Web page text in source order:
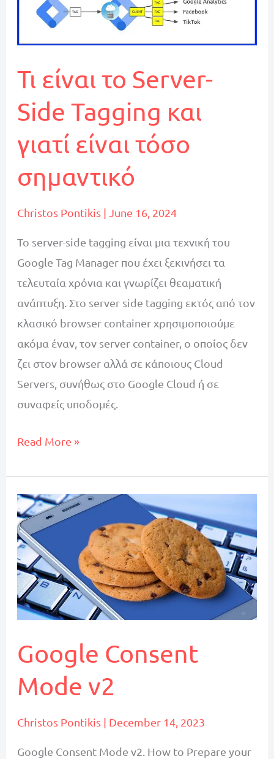
Manager
Τι είναι το Server-
Side Tagging και
γιατί είναι τόσο
σημαντικό
Christos Pontikis | June 16, 2024
Το server-side tagging είναι μια τεχνική του
Google Tag Manager που έχει ξεκινήσει τα
τελευταία χρόνια και γνωρίζει θεαματική
ανάπτυξη. Στο server side tagging εκτός από τον
κλασικό browser container χρησιμοποιούμε
ακόμα έναν, τον server container, ο οποίος δεν
ζει στον browser αλλά σε κάποιους Cloud
Servers, συνήθως στο Google Cloud ή σε
συναφείς υποδομές.
Τι
το
Server-
Side
Tagging
και
γιατί
είναι
τόσο
σημαντικό
Read More »
Google Consent
Mode v2
Christos Pontikis | December 14, 2023
Google Consent Mode v2. How to Prepare your